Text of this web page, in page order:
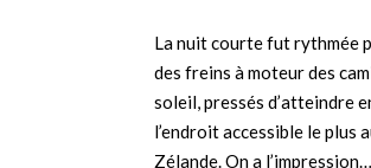
La nuit courte fut rythmée
des freins à moteur des
soleil, pressés d’atteindre
l’endroit accessible le plus
Zélande. On a l’impression…